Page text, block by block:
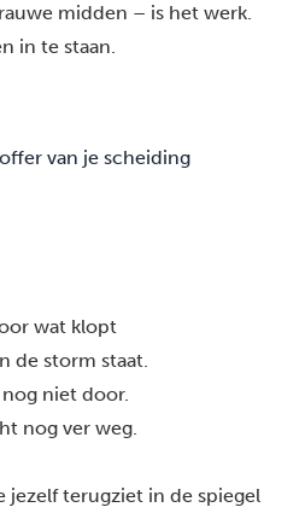
midden – is het werk.
in te staan.
van je scheiding
wat klopt
de storm staat.
niet door.
nog ver weg.
terugziet in de spiegel